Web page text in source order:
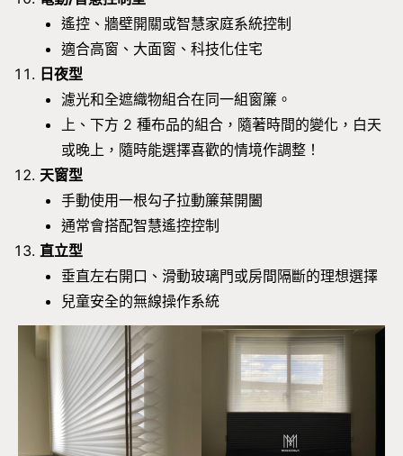
遙控、牆壁開關或智慧家庭系統控制
適合高窗、大面窗、科技化住宅
日夜型
濾光和全遮織物組合在同一組窗簾。
上、下方 2 種布品的組合，隨著時間的變化，白天
或晚上，隨時能選擇喜歡的情境作調整！
天窗型
手動使用一根勾子拉動簾葉開闔
通常會搭配智慧遙控控制
直立型
垂直左右開口、滑動玻璃門或房間隔斷的理想選擇
兒童安全的無線操作系統